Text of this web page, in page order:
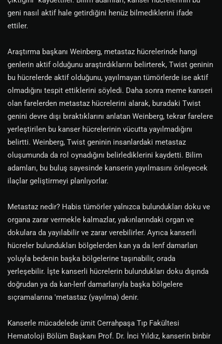
geni nasıl aktif hale getirdiğini henüz bilmediklerini ifade
ettiler.
Araştırma başkanı Weinberg, metastaz hücrelerinde hangi
genlerin aktif olduğunu araştırdıklarını belirterek, Twist geninin
bu hücrelerde aktif olduğunu, yayılmayan tümörlerde ise aktif
olmadığını tespit ettiklerini söyledi. Daha sonra meme kanseri
olan farelerden metastaz hücrelerini alarak, buradaki Twist
genini devre dışı bıraktıklarını anlatan Weinberg, tekrar farelere
yerleştirilen bu kanser hücrelerinin vücutta yayılmadığını
belirtti. Weinberg, Twist geninin insanlardaki metastaz
oluşumunda da rol oynadığını belirlediklerini kaydetti. Bilim
adamları, bu buluş sayesinde kanserin yayılmasını önleyecek
ilaçlar geliştirmeyi planlıyorlar.
Metastaz nedir? Habis tümörler yalnızca bulundukları doku ve
organa zarar vermekle kalmazlar, yakınlarındaki organ ve
dokulara da yayılabilir ve zarar verebilirler. Ayrıca kanserli
hücreler bulundukları bölgelerden kan ya da lenf damarları
yoluyla bedenin başka bölgelerine taşınabilir, orada
yerleşebilir. İşte kanserli hücrelerin bulundukları doku dışında
doğrudan ya da kan-lenf damarlarıyla başka bölgelere
sıçramalarına 'metastaz (yayılma) denir.
Kanserle mücadelede ümit Cerrahpaşa Tıp Fakültesi
Hematoloji Bölüm Başkanı Prof. Dr. İnci Yıldız, kanserin binbir